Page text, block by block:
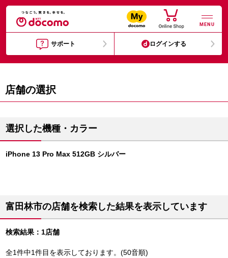
MENU
サポート ログインする
店舗の選択
選択した機種・カラー
iPhone 13 Pro Max 512GB シルバー
富田林市の店舗を検索した結果を表示しています
検索結果：1店舗
全1件中1件目を表示しております。(50音順)